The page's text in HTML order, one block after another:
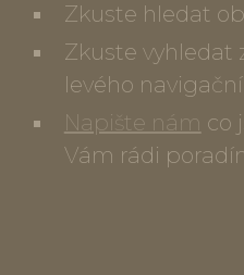
Zkuste hledat
Zkuste vyhledat
levého
Napište nám co
Vám rádi